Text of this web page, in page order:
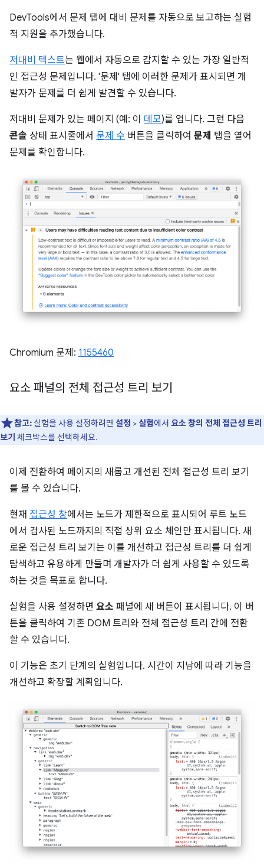
DevTools에서 문제 탭에 대비 문제를 자동으로 보고하는 실험
적 지원을 추가했습니다.
저대비 텍스트는 웹에서 자동으로 감지할 수 있는 가장 일반적
인 접근성 문제입니다. '문제' 탭에 이러한 문제가 표시되면 개
발자가 문제를 더 쉽게 발견할 수 있습니다.
저대비 문제가 있는 페이지 (예: 이 데모)를 엽니다. 그런 다음
콘솔 상태 표시줄에서 문제 수 버튼을 클릭하여 문제 탭을 열어
문제를 확인합니다.
Chromium 문제: 1155460
요소 패널의 전체 접근성 트리 보기
참고: 실험을 사용 설정하려면 설정 > 실험에서 요소 창의 전체 접근성 트리
보기 체크박스를 선택하세요.
이제 전환하여 페이지의 새롭고 개선된 전체 접근성 트리 보기
를 볼 수 있습니다.
현재 접근성 창에서는 노드가 제한적으로 표시되어 루트 노드
에서 검사된 노드까지의 직접 상위 요소 체인만 표시됩니다. 새
로운 접근성 트리 보기는 이를 개선하고 접근성 트리를 더 쉽게
탐색하고 유용하게 만들며 개발자가 더 쉽게 사용할 수 있도록
하는 것을 목표로 합니다.
실험을 사용 설정하면 요소 패널에 새 버튼이 표시됩니다. 이 버
튼을 클릭하여 기존 DOM 트리와 전체 접근성 트리 간에 전환
할 수 있습니다.
이 기능은 초기 단계의 실험입니다. 시간이 지남에 따라 기능을
개선하고 확장할 계획입니다.